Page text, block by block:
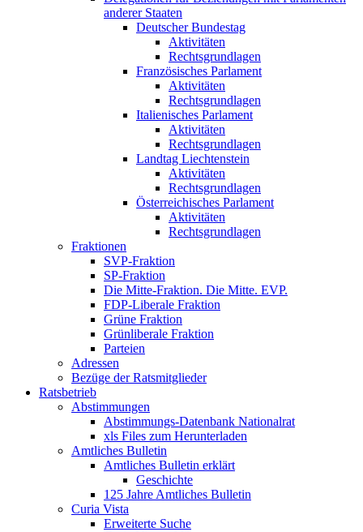
anderer Staaten
Deutscher Bundestag
Aktivitäten
Rechtsgrundlagen
Französisches Parlament
Aktivitäten
Rechtsgrundlagen
Italienisches Parlament
Aktivitäten
Rechtsgrundlagen
Landtag Liechtenstein
Aktivitäten
Rechtsgrundlagen
Österreichisches Parlament
Aktivitäten
Rechtsgrundlagen
Fraktionen
SVP-Fraktion
SP-Fraktion
Die Mitte-Fraktion. Die Mitte. EVP.
FDP-Liberale Fraktion
Grüne Fraktion
Grünliberale Fraktion
Parteien
Adressen
Bezüge der Ratsmitglieder
Ratsbetrieb
Abstimmungen
Abstimmungs-Datenbank Nationalrat
xls Files zum Herunterladen
Amtliches Bulletin
Amtliches Bulletin erklärt
Geschichte
125 Jahre Amtliches Bulletin
Curia Vista
Erweiterte Suche